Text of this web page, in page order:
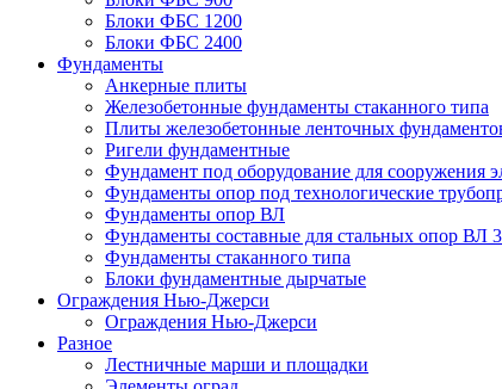
Блоки ФБС 1200
Блоки ФБС 2400
Фундаменты
Анкерные плиты
Железобетонные фундаменты стаканного типа
Плиты железобетонные ленточных
Ригели фундаментные
Фундамент под оборудование для сооружения
Фундаменты опор под технологические
Фундаменты опор ВЛ
Фундаменты составные для стальных опор ВЛ
Фундаменты стаканного типа
Блоки фундаментные дырчатые
Ограждения Нью-Джерси
Ограждения Нью-Джерси
Разное
Лестничные марши и площадки